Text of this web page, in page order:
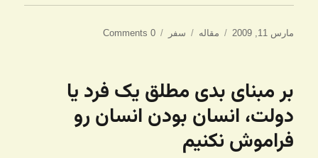
ارسال
مارس 11, 2009 دسته‌ها
مقاله برچسب‌ها
سفر 0 Comments
بر مبنای بدی مطلق یک فرد یا
دولت، انسان بودن انسان رو
فراموش نکنیم